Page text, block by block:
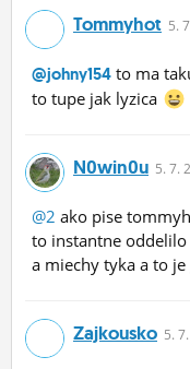
Tommyhot 5.
@johny154 to ma
to tupe jak lyzica
N0win0u 5. 7.
@2 ako pise
to instantne
a miechy tyka a to
Zajkousko 5. 7.